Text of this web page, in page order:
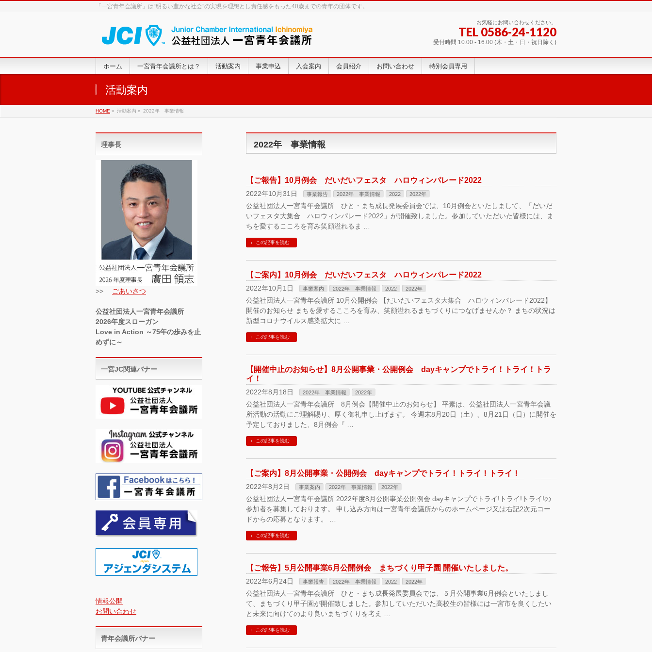
「一宮青年会議所」は“明るい豊かな社会”の実現を理想とし責任感をもった40歳までの青年の団体です。
お気軽にお問い合わせください。
TEL 0586-24-1120
受付時間 10:00 - 16:00 (木・土・日・祝日除く)
ホーム 一宮青年会議所とは？ 活動案内 事業申込 入会案内 会員紹介 お問い合わせ 特別会員専用
活動案内
HOME » 活動案内 » 2022年 事業情報
2022年 事業情報
【ご報告】10月例会 だいだいフェスタ ハロウィンパレード2022
2022年10月31日 事業報告 2022年 事業情報 2022 2022年
公益社団法人一宮青年会議所 ひと・まち成長発展委員会では、10月例会といたしまして、「だいだ
いフェスタ大集合 ハロウィンパレード2022」が開催致しました。参加していただいた皆様には、ま
ちを愛するこころを育み笑顔溢れるま …
この記事を読む
【ご案内】10月例会 だいだいフェスタ ハロウィンパレード2022
2022年10月1日 事業案内 2022年 事業情報 2022 2022年
公益社団法人一宮青年会議所 10月公開例会 【だいだいフェスタ大集合 ハロウィンパレード2022】
開催のお知らせ まちを愛するこころを育み、笑顔溢れるまちづくりにつなげませんか？ まちの状況は
新型コロナウイルス感染拡大に …
この記事を読む
【開催中止のお知らせ】8月公開事業・公開例会 dayキャンプでトライ！トライ！トラ
イ！
2022年8月18日 2022年 事業情報 2022年
公益社団法人一宮青年会議所 8月例会【開催中止のお知らせ】 平素は、公益社団法人一宮青年会議
所活動の活動にご理解賜り、厚く御礼申し上げます。 今週末8月20日（土）、8月21日（日）に開催を
予定しておりました、8月例会『 …
この記事を読む
【ご案内】8月公開事業・公開例会 dayキャンプでトライ！トライ！トライ！
2022年8月2日 事業案内 2022年 事業情報 2022年
公益社団法人一宮青年会議所 2022年度8月公開事業公開例会 dayキャンプでトライ!トライ!トライ!の
参加者を募集しております。 申し込み方向は一宮青年会議所からのホームページ又は右記2次元コー
ドからの応募となります。 …
この記事を読む
【ご報告】5月公開事業6月公開例会 まちづくり甲子園 開催いたしました。
2022年6月24日 事業報告 2022年 事業情報 2022 2022年
公益社団法人一宮青年会議所 ひと・まち成長発展委員会では、５月公開事業6月例会といたしまし
て、まちづくり甲子園が開催致しました。参加していただいた高校生の皆様には一宮市を良くしたい
と未来に向けてのより良いまちづくりを考え …
この記事を読む
理事長
>> ごあいさつ
公益社団法人一宮青年会議所
2026年度スローガン
Love in Action ～75年の歩みを止
めずに～
一宮JC関連バナー
情報公開
お問い合わせ
青年会議所バナー